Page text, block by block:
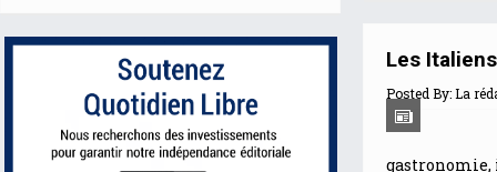
Les
Posted By:La
gastronomie,